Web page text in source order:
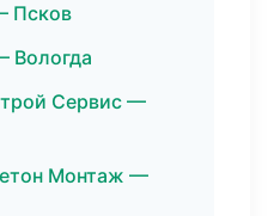
Псков
Вологда
Сервис —
Монтаж —